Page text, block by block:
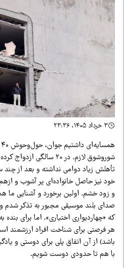
همسایه‌ای
شوروشوق لازم. در ۲۰ سالگی
زیاد دوامی نداشته و بعد از چند
نیز حاصل خانواده‌ای پر آشوب و
زود خشم. اولین برخورد و آشنایی ما هم با
بلند موسیقی مجبور به تذکر شدم و
«چهاردیواری اختیاری». اما برای بنده
فرصتی برای شناخت افراد ارزشمند است
از آن اتفاق پلی برای دوستی و یادگیری
هم تا حدودی دوست شویم.